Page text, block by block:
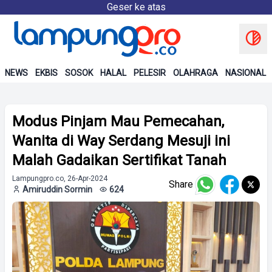
Geser ke atas
NEWS EKBIS SOSOK HALAL PELESIR OLAHRAGA NASIONAL
Modus Pinjam Mau Pemecahan,
Wanita di Way Serdang Mesuji ini
Malah Gadaikan Sertifikat Tanah
Lampungpro.co, 26-Apr-2024
Amiruddin Sormin 624 Share